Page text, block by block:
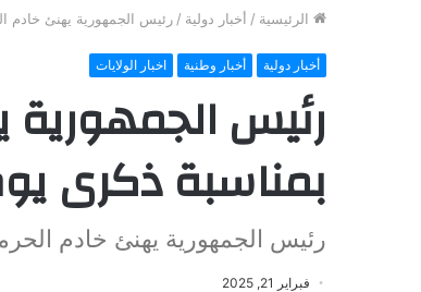
الرئيسية / أخبار دولية / رئيس الجمهورية يهنئ خادم
أخبار دولية أخبار وطنية اخبار الولايات
رئيس الجمهورية
بمناسبة ذكرى
رئيس الجمهورية يهنئ خادم
فبراير 21, 2025